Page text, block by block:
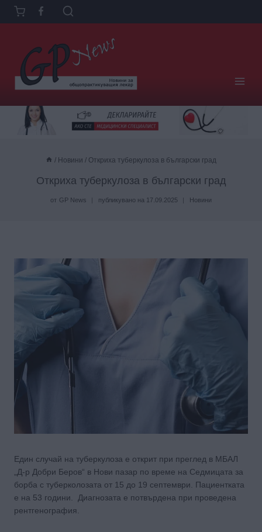
Към
съдържанието
/ Новини / Откриха туберкулоза в български град
Откриха туберкулоза в български град
от GP News публикувано на 17.09.2025 Новини
Един случай на туберкулоза е открит при преглед в МБАЛ
„Д-р Добри Беров“ в Нови пазар по време на Седмицата за
борба с туберколозата от 15 до 19 септември. Пациентката
е на 53 години. Диагнозата е потвърдена при проведена
рентгенография.